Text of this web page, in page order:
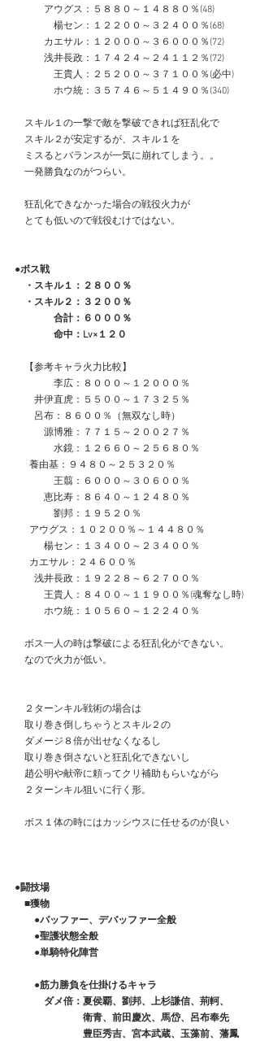
アウグス：５８８０～１４８８０％(48)
楊セン：１２２００～３２４００％(68)
カエサル：１２０００～３６０００％(72)
浅井長政：１７４２４～２４１１２％(72)
王貴人：２５２００～３７１００％(必中)
ホウ統：３５７４６～５１４９０％(340)
スキル１の一撃で敵を撃破できれば狂乱化で
スキル２が安定するが、スキル１を
ミスるとバランスが一気に崩れてしまう。。
一発勝負なのがつらい。
狂乱化できなかった場合の戦役火力が
とても低いので戦役むけではない。
●ボス戦
・スキル１：２８００％
・スキル２：３２００％
合計：６０００％
命中：Lv×１２０
【参考キャラ火力比較】
李広：８０００～１２０００％
井伊直虎：５５００～１７３２５％
        呂布：８６００％（無双なし時）
源博雅：７７１５～２００２７％
水鏡：１２６６０～２５６８０％
      養由基：９４８０～２５３２０％
王翦：６０００～３０６００％
恵比寿：８６４０～１２４８０％
劉邦：１９５２０％
アウグス：１０２００％～１４４８０％
楊セン：１３４００～２３４００％
カエサル：２４６００％
浅井長政：１９２２８～６２７００％
王貴人：８４００～１１９００％(魂奪なし時)
ホウ統：１０５６０～１２２４０％
ボス一人の時は撃破による狂乱化ができない。
なので火力が低い。
２ターンキル戦術の場合は
取り巻き倒しちゃうとスキル２の
ダメージ８倍が出せなくなるし
取り巻き倒さないと狂乱化できないし
趙公明や献帝に頼ってクリ補助もらいながら
２ターンキル狙いに行く形。
ボス１体の時にはカッシウスに任せるのが良い
●闘技場
■獲物
●バッファー、デバッファー全般
●聖護状態全般
●単騎特化陣営
●筋力勝負を仕掛けるキャラ
ダメ倍：夏侯覇、劉邦、上杉謙信、荊軻、
衛青、前田慶次、馬岱、呂布奉先
豊臣秀吉、宮本武蔵、玉藻前、藩鳳